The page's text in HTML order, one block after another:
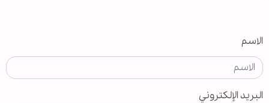
الاسم
البريد الإلكتروني